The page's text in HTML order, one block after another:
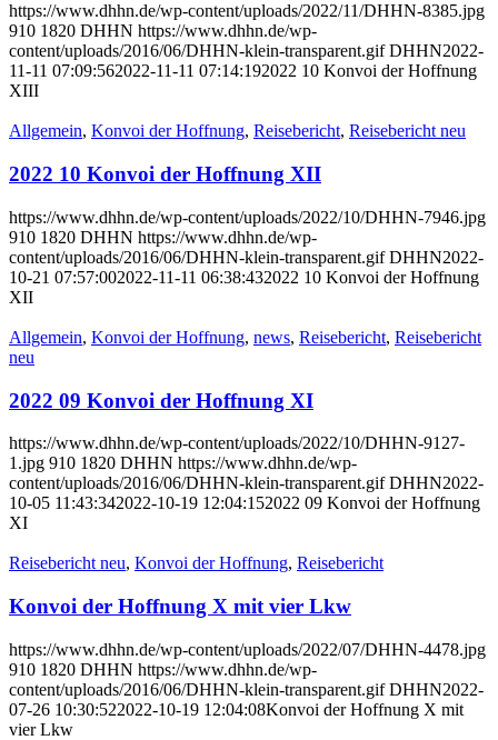
https://www.dhhn.de/wp-content/uploads/2022/11/DHHN-8385.jpg
910 1820 DHHN https://www.dhhn.de/wp-
content/uploads/2016/06/DHHN-klein-transparent.gif DHHN2022-
11-11 07:09:562022-11-11 07:14:192022 10 Konvoi der Hoffnung
XIII
Allgemein, Konvoi der Hoffnung, Reisebericht, Reisebericht neu
2022 10 Konvoi der Hoffnung XII
https://www.dhhn.de/wp-content/uploads/2022/10/DHHN-7946.jpg
910 1820 DHHN https://www.dhhn.de/wp-
content/uploads/2016/06/DHHN-klein-transparent.gif DHHN2022-
10-21 07:57:002022-11-11 06:38:432022 10 Konvoi der Hoffnung
XII
Allgemein, Konvoi der Hoffnung, news, Reisebericht, Reisebericht
neu
2022 09 Konvoi der Hoffnung XI
https://www.dhhn.de/wp-content/uploads/2022/10/DHHN-9127-
1.jpg 910 1820 DHHN https://www.dhhn.de/wp-
content/uploads/2016/06/DHHN-klein-transparent.gif DHHN2022-
10-05 11:43:342022-10-19 12:04:152022 09 Konvoi der Hoffnung
XI
Reisebericht neu, Konvoi der Hoffnung, Reisebericht
Konvoi der Hoffnung X mit vier Lkw
https://www.dhhn.de/wp-content/uploads/2022/07/DHHN-4478.jpg
910 1820 DHHN https://www.dhhn.de/wp-
content/uploads/2016/06/DHHN-klein-transparent.gif DHHN2022-
07-26 10:30:522022-10-19 12:04:08Konvoi der Hoffnung X mit
vier Lkw